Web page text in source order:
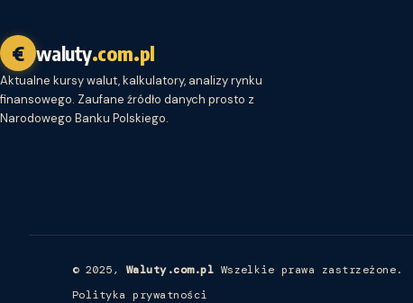
€ waluty.com.pl
Aktualne kursy walut, kalkulatory, analizy rynku
finansowego. Zaufane źródło danych prosto z
Narodowego Banku Polskiego.
© 2025, Waluty.com.pl Wszelkie prawa zastrzeżone.
Polityka prywatności